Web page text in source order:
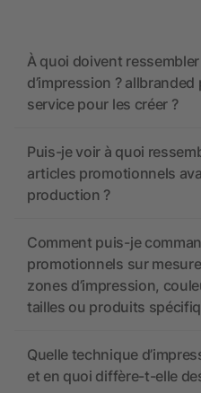
À quoi doivent
d’impression ?
service pour les créer ?
Puis-je voir à quoi
articles promotionnels
production ?
Comment puis-je
promotionnels sur
zones d’impression,
tailles ou produits
Quelle technique
et en quoi diffère-t-elle